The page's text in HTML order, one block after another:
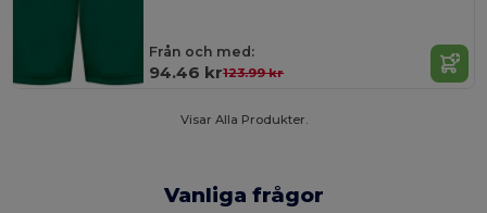
Från och med:
94.46 kr123.99 kr
Visar Alla Produkter.
Vanliga frågor